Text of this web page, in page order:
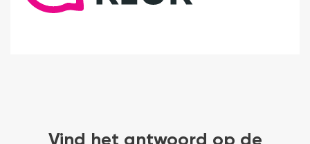
Vind het antwoord op de